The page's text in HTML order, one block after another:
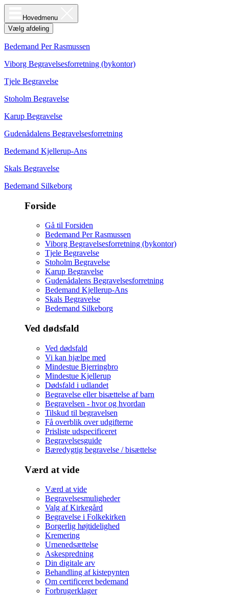
Hovedmenu
Vælg afdeling
Bedemand Per Rasmussen
Viborg Begravelsesforretning (bykontor)
Tjele Begravelse
Stoholm Begravelse
Karup Begravelse
Gudenådalens Begravelsesforretning
Bedemand Kjellerup-Ans
Skals Begravelse
Bedemand Silkeborg
Forside
Gå til Forsiden
Bedemand Per Rasmussen
Viborg Begravelsesforretning (bykontor)
Tjele Begravelse
Stoholm Begravelse
Karup Begravelse
Gudenådalens Begravelsesforretning
Bedemand Kjellerup-Ans
Skals Begravelse
Bedemand Silkeborg
Ved dødsfald
Ved dødsfald
Vi kan hjælpe med
Mindestue Bjerringbro
Mindestue Kjellerup
Dødsfald i udlandet
Begravelse eller bisættelse af barn
Begravelsen - hvor og hvordan
Tilskud til begravelsen
Få overblik over udgifterne
Prisliste udspecificeret
Begravelsesguide
Bæredygtig begravelse / bisættelse
Værd at vide
Værd at vide
Begravelsesmuligheder
Valg af Kirkegård
Begravelse i Folkekirken
Borgerlig højtidelighed
Kremering
Urnenedsættelse
Askespredning
Din digitale arv
Behandling af kistepynten
Om certificeret bedemand
Forbrugerklager